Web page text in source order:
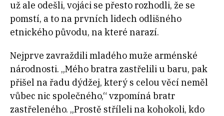
už ale odešli, vojáci se přesto rozhodli, že se
pomstí, a to na prvních lidech odlišného
etnického původu, na které narazí.
Nejprve zavraždili mladého muže arménské
národnosti. „Mého bratra zastřelili u baru, pak
přišel na řadu dýdžej, který s celou věcí neměl
vůbec nic společného,“ vzpomíná bratr
zastřeleného. „Prostě stříleli na kohokoli, kdo